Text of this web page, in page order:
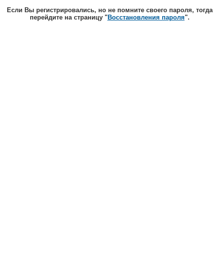
Если Вы регистрировались, но не помните своего пароля, тогда
перейдите на страницу "Восстановления пароля".